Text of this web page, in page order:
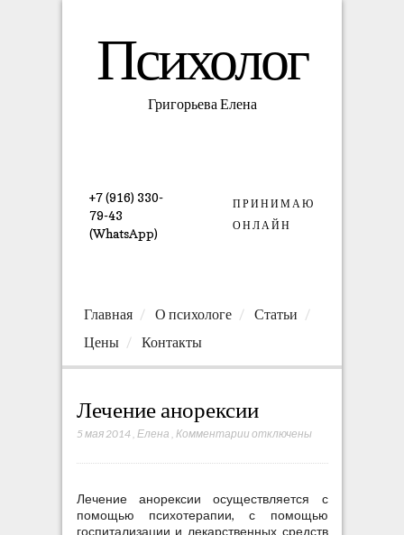
Психолог
Григорьева Елена
+7 (916) 330-
79-43
(WhatsApp)
ПРИНИМАЮ
ОНЛАЙН
Главная О психологе
Статьи
Цены
Контакты
Лечение анорексии
5 мая 2014, Елена Комментарии к
с
отключены
Лечение анорексии осуществляется с
помощью психотерапии, с помощью
госпитализации и лекарственных средств